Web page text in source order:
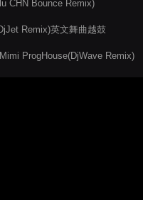
CHN Bounce Remix)
Remix)英文舞曲越鼓
ProgHouse(DjWave Remix)